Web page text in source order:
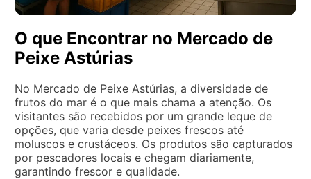
O que Encontrar no Mercado de
Peixe Astúrias
No Mercado de Peixe Astúrias, a diversidade de
frutos do mar é o que mais chama a atenção. Os
visitantes são recebidos por um grande leque de
opções, que varia desde peixes frescos até
moluscos e crustáceos. Os produtos são capturados
por pescadores locais e chegam diariamente,
garantindo frescor e qualidade.